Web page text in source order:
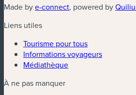
Made bye-connect(nouvelle fenêtre)
, powered by
Liens utiles
Tourisme pour tous
Informations voyageurs
Médiathèque
À ne pas manquer